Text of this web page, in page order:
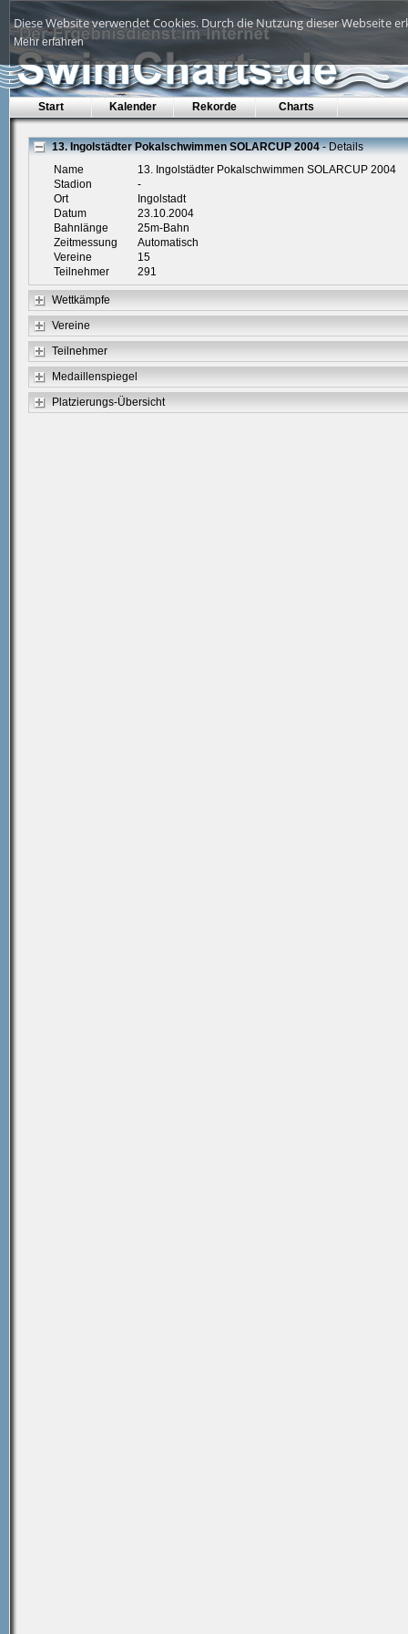
Diese Website verwendet Cookies. Durch die Nutzung dieser Webseite
Mehr erfahren
Start Kalender Rekorde Charts
13. Ingolstädter Pokalschwimmen SOLARCUP 2004- Details
Name
13. Ingolstädter Pokalschwimmen SOLARCUP 2004
Stadion
-
Ort
Ingolstadt
Datum
23.10.2004
Bahnlänge
25m-Bahn
Zeitmessung
Automatisch
Vereine
15
Teilnehmer
291
Wettkämpfe
Vereine
Teilnehmer
Medaillenspiegel
Platzierungs-Übersicht